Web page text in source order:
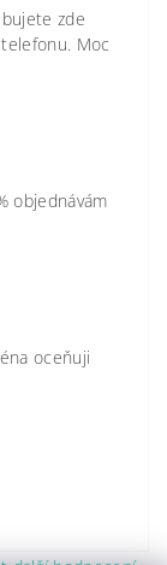
zde
Moc
objednávám
oceňuji